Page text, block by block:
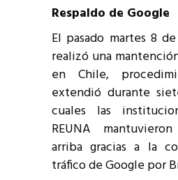
Respaldo de Google
El pasado martes 8
realizó una
en Chile,
extendió durante
cuales las
REUNA
arriba gracias a la
tráfico de Google por